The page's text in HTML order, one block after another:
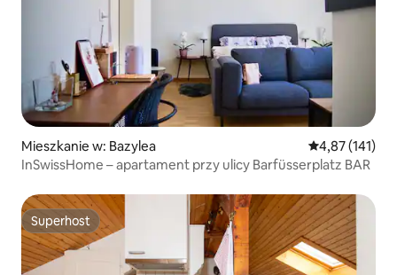
Mieszkanie w: Bazylea Średnia
4,87 (141)
InSwissHome – apartament przy ulicy Barfüsserplatz BAR
Superhost
Superhost